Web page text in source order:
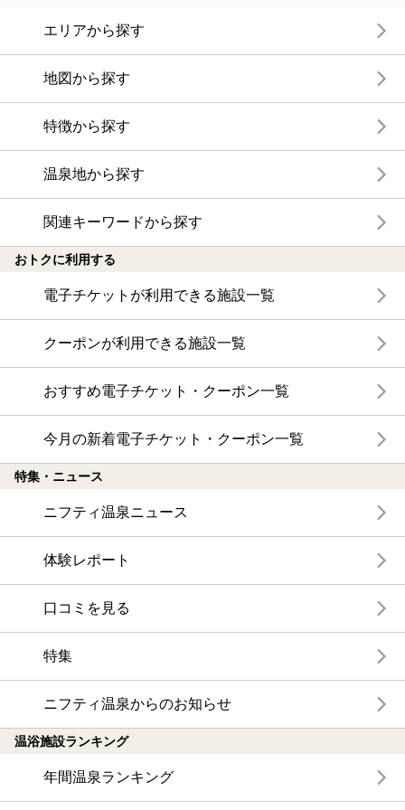
エリアから探す
地図から探す
特徴から探す
温泉地から探す
関連キーワードから探す
おトクに利用する
電子チケットが利用できる施設一覧
クーポンが利用できる施設一覧
おすすめ電子チケット・クーポン一覧
今月の新着電子チケット・クーポン一覧
特集・ニュース
ニフティ温泉ニュース
体験レポート
口コミを見る
特集
ニフティ温泉からのお知らせ
温浴施設ランキング
年間温泉ランキング